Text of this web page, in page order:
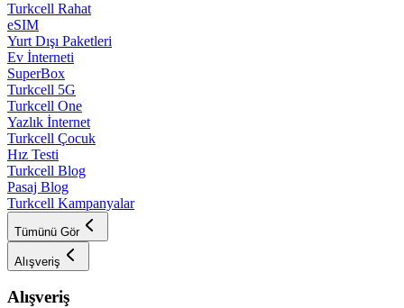
Turkcell Rahat
eSIM
Yurt Dışı Paketleri
Ev İnterneti
SuperBox
Turkcell 5G
Turkcell One
Yazlık İnternet
Turkcell Çocuk
Hız Testi
Turkcell Blog
Pasaj Blog
Turkcell Kampanyalar
Tümünü Gör
Alışveriş
Alışveriş